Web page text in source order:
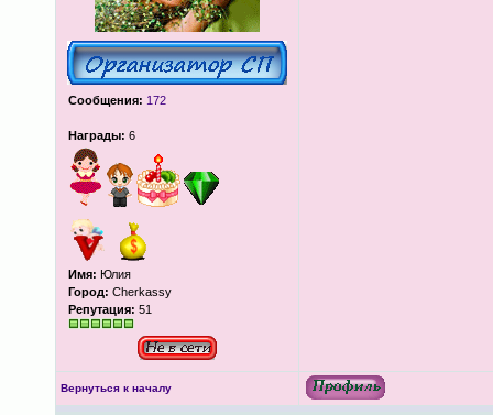
Сообщения: 172
Награды: 6
Имя: Юлия
Город: Cherkassy
Репутация: 51
Вернуться к началу